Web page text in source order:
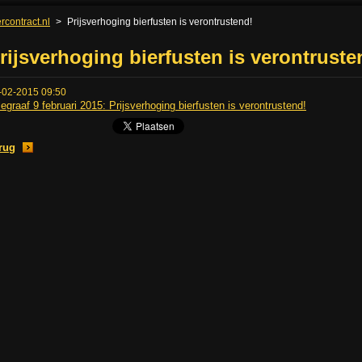
> Prijsverhoging bierfusten is verontrustend!
bierfusten is
2015 09:50
9 februari 2015: Prijsverhoging bierfusten is verontrustend!